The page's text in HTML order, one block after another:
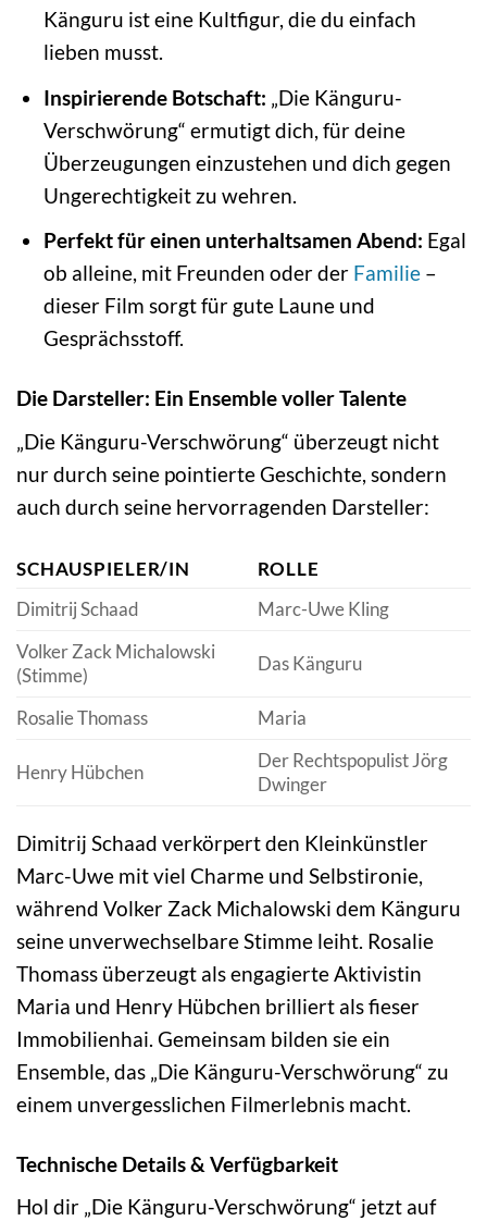
Känguru ist eine Kultfigur, die du einfach
lieben musst.
Inspirierende Botschaft: „Die Känguru-
Verschwörung“ ermutigt dich, für deine
Überzeugungen einzustehen und dich gegen
Ungerechtigkeit zu wehren.
Perfekt für einen unterhaltsamen Abend: Egal
ob alleine, mit Freunden oder der Familie–
dieser Film sorgt für gute Laune und
Gesprächsstoff.
Die Darsteller: Ein Ensemble voller Talente
„Die Känguru-Verschwörung“ überzeugt nicht
nur durch seine pointierte Geschichte, sondern
auch durch seine hervorragenden Darsteller:
SCHAUSPIELER/IN
ROLLE
Dimitrij Schaad
Marc-Uwe Kling
Volker Zack Michalowski
(Stimme)
Das Känguru
Rosalie Thomass Maria
Henry Hübchen
Der Rechtspopulist Jörg
Dwinger
Dimitrij Schaad verkörpert den Kleinkünstler
Marc-Uwe mit viel Charme und Selbstironie,
während Volker Zack Michalowski dem Känguru
seine unverwechselbare Stimme leiht. Rosalie
Thomass überzeugt als engagierte Aktivistin
Maria und Henry Hübchen brilliert als fieser
Immobilienhai. Gemeinsam bilden sie ein
Ensemble, das „Die Känguru-Verschwörung“ zu
einem unvergesslichen Filmerlebnis macht.
Technische Details & Verfügbarkeit
Hol dir „Die Känguru-Verschwörung“ jetzt auf